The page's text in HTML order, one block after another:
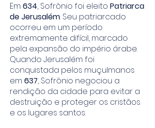
Em 634, Sofrônio foi eleito Patriarca
de Jerusalém. Seu patriarcado
ocorreu em um período
extremamente difícil, marcado
pela expansão do império árabe.
Quando Jerusalém foi
conquistada pelos muçulmanos
em 637, Sofrônio negociou a
rendição da cidade para evitar a
destruição e proteger os cristãos
e os lugares santos.